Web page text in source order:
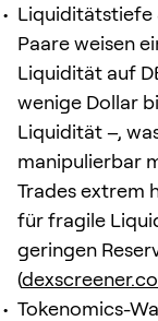
Liquiditätstiefe
Paare weisen
Liquidität auf
wenige Dollar
Liquidität –,
manipulierbar
Trades extrem
für fragile
geringen
(
Tokenomics-